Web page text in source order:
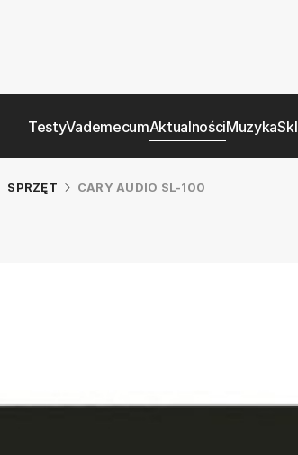
TestyVademecumAktualnościMuzyka
SPRZĘT CARY AUDIO SL-100